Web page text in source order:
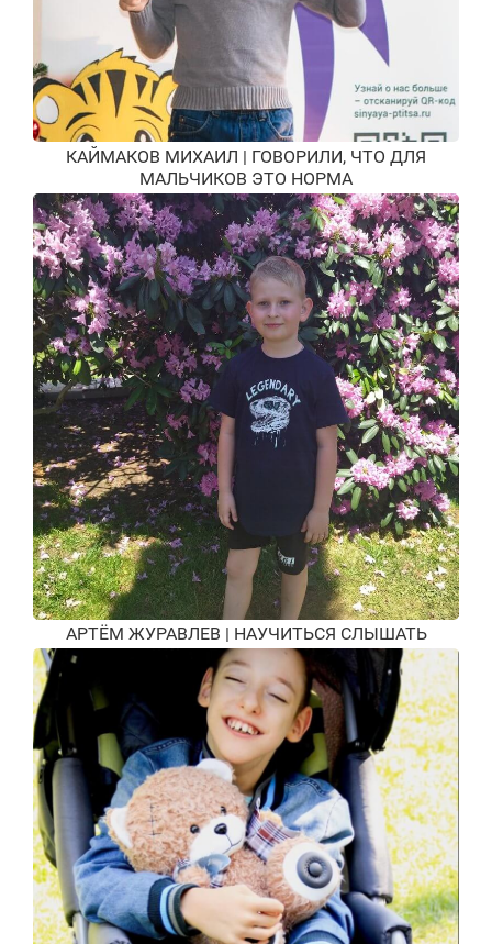
КАЙМАКОВ МИХАИЛ | ГОВОРИЛИ, ЧТО ДЛЯ
МАЛЬЧИКОВ ЭТО НОРМА
АРТЁМ ЖУРАВЛЕВ | НАУЧИТЬСЯ СЛЫШАТЬ